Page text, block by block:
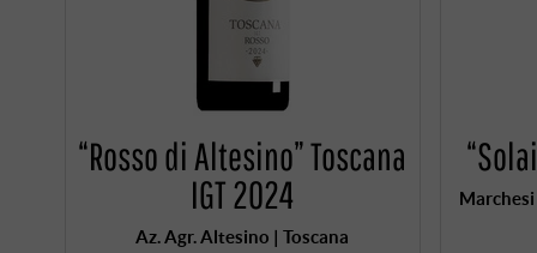
“Rosso di Altesino” Toscana
IGT 2024
Az. Agr. Altesino | Toscana